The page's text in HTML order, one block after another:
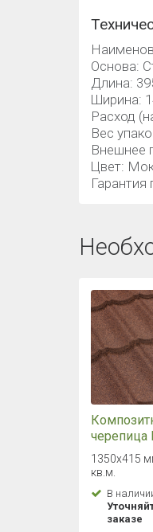
Основа:
Длина:
Ширина:
Расход
Вес
Внешнее
Цвет:
Гарантия
черепица
Classic
1350х415
кв.м.
В
заказе